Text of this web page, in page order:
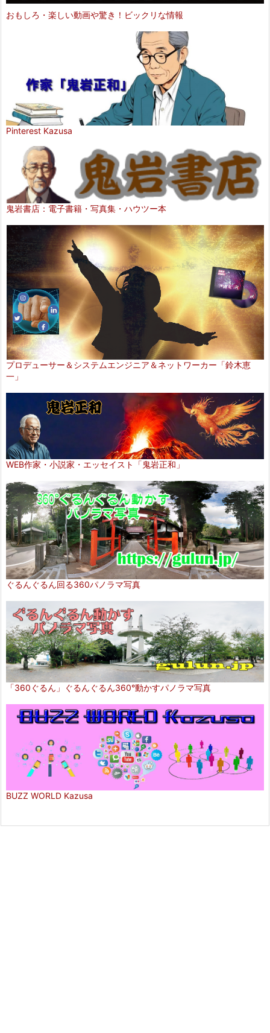
おもしろ・楽しい動画や驚き！ビックリな情報
Pinterest Kazusa
鬼岩書店：電子書籍・写真集・ハウツー本
プロデューサー＆システムエンジニア＆ネットワーカー「鈴木恵
一」
WEB作家・小説家・エッセイスト「鬼岩正和」
ぐるんぐるん回る360パノラマ写真
「360ぐるん」ぐるんぐるん360°動かすパノラマ写真
BUZZ WORLD Kazusa